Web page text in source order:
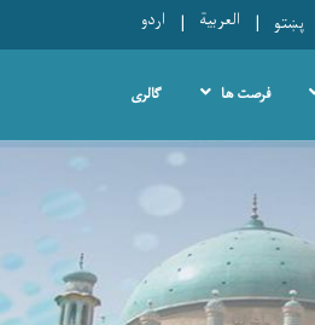
پښتو العربية اردو
فرصت ها گالری